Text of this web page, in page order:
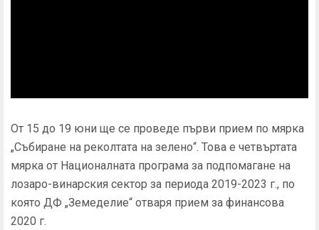
От 15 до 19 юни ще се проведе първи прием по мярка
„Събиране на реколтата на зелено“. Това е четвъртата
мярка от Националната програма за подпомагане на
лозаро-винарския сектор за периода 2019-2023 г., по
която ДФ „Земеделие“ отваря прием за финансова
2020 г.